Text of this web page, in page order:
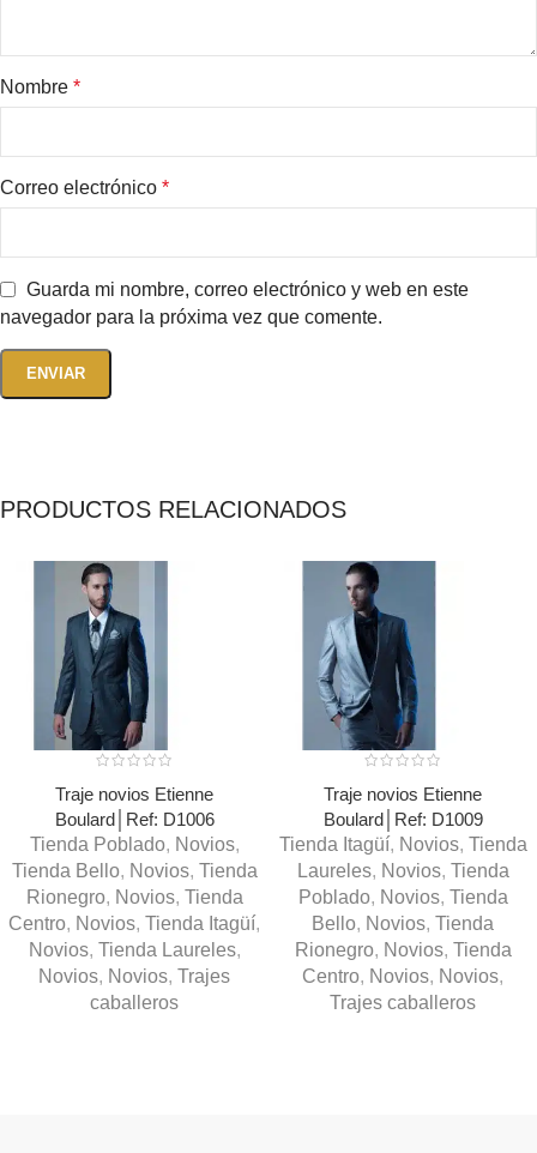
Nombre *
Correo electrónico *
Guarda mi nombre, correo electrónico y web en este
navegador para la próxima vez que comente.
PRODUCTOS RELACIONADOS
Traje novios Etienne
Boulard│Ref: D1006
Tienda Poblado, Novios,
Tienda Bello, Novios, Tienda
Rionegro, Novios, Tienda
Centro, Novios, Tienda Itagüí,
Novios, Tienda Laureles,
Novios, Novios, Trajes
caballeros
Traje novios Etienne
Boulard│Ref: D1009
Tienda Itagüí, Novios, Tienda
Laureles, Novios, Tienda
Poblado, Novios, Tienda
Bello, Novios, Tienda
Rionegro, Novios, Tienda
Centro, Novios, Novios,
Trajes caballeros